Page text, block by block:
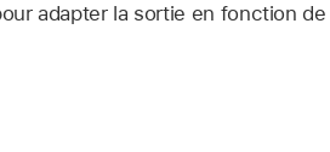
adapter la sortie en fonction de